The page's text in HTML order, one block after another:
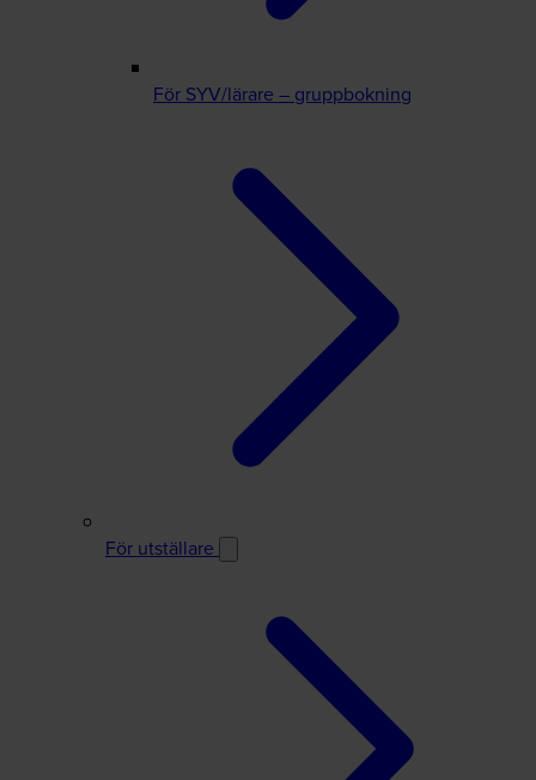
För SYV/lärare – gruppbokning
För utställare